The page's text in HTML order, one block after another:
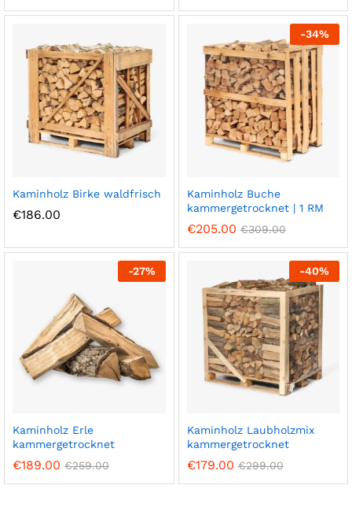
Kaminholz Birke waldfrisch
€186.00
-34%
Kaminholz Buche
kammergetrocknet | 1 RM
€205.00 €309.00
-27%
Kaminholz Erle
kammergetrocknet
€189.00 €259.00
-40%
Kaminholz Laubholzmix
kammergetrocknet
€179.00 €299.00